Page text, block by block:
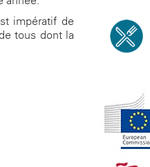
impératif de
tous dont la